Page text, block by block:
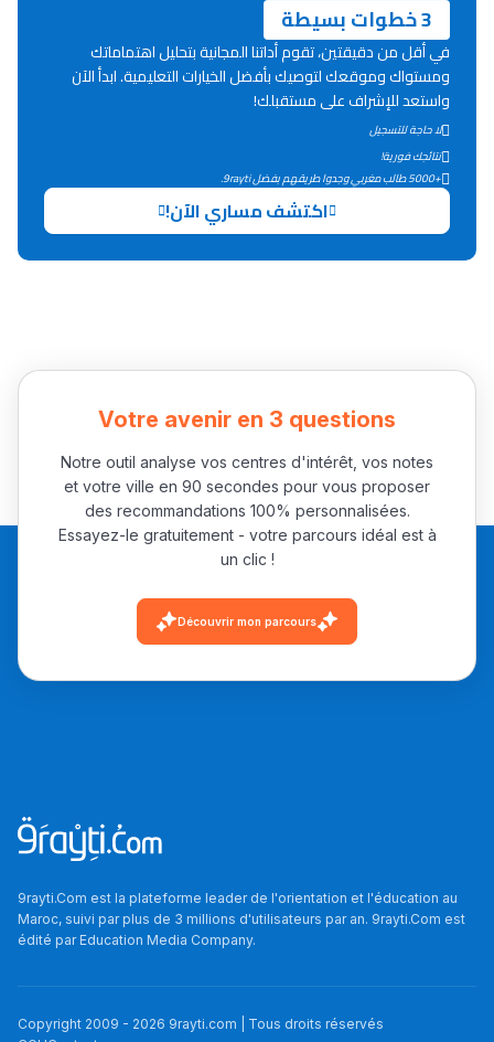
3 خطوات بسيطة
في أقل من دقيقتين، تقوم أداتنا المجانية بتحليل اهتماماتك
ومستواك وموقعك لتوصيك بأفضل الخيارات التعليمية. ابدأ الآن
واستعد للإشراف على مستقبلك!
لا حاجة للتسجيل
نتائجك فورية!
+5000 طالب مغربي وجدوا طريقهم بفضل 9rayti.
اكتشف مساري الآن!
Votre avenir en 3 questions
Notre outil analyse vos centres d'intérêt, vos notes
et votre ville en 90 secondes pour vous proposer
des recommandations 100% personnalisées.
Essayez-le gratuitement - votre parcours idéal est à
un clic !
Découvrir mon parcours
9rayti.Com est la plateforme leader de l'orientation et l'éducation au
Maroc, suivi par plus de 3 millions d'utilisateurs par an. 9rayti.Com est
édité parEducation Media Company.
Copyright 2009 - 2026 9rayti.com | Tous droits réservés